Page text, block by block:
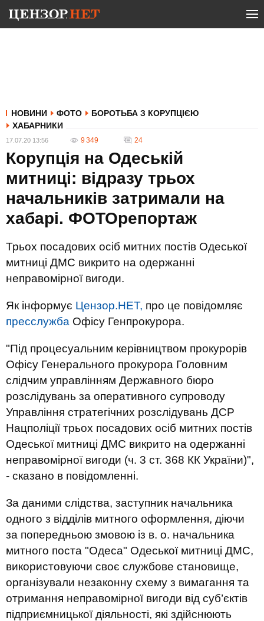
НОВИНИ ФОТО
БОРОТЬБА З КОРУПЦІЄЮ
ХАБАРНИКИ
17.07.20 13:56 9 349 24
Корупція на Одеській
митниці: відразу трьох
начальників затримали на
хабарі. ФОТОрепортаж
Трьох посадових осіб митних постів Одеської
митниці ДМС викрито на одержанні
неправомірної вигоди.
Як інформує Цензор.НЕТ, про це повідомляє
пресслужба Офісу Генпрокурора.
"Під процесуальним керівництвом прокурорів
Офісу Генерального прокурора Головним
слідчим управлінням Державного бюро
розслідувань за оперативного супроводу
Управління стратегічних розслідувань ДСР
Нацполіції трьох посадових осіб митних постів
Одеської митниці ДМС викрито на одержанні
неправомірної вигоди (ч. 3 ст. 368 КК України)",
- сказано в повідомленні.
За даними слідства, заступник начальника
одного з відділів митного оформлення, діючи
за попередньою змовою із в. о. начальника
митного поста "Одеса" Одеської митниці ДМС,
використовуючи своє службове становище,
організували незаконну схему з вимагання та
отримання неправомірної вигоди від суб’єктів
підприємницької діяльності, які здійснюють